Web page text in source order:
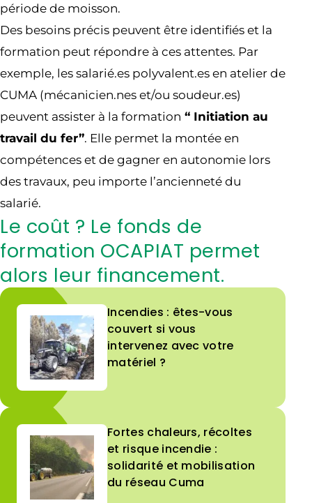
période de moisson.
Des besoins précis peuvent être identifiés et la
formation peut répondre à ces attentes. Par
exemple, les salarié.es polyvalent.es en atelier de
CUMA (mécanicien.nes et/ou soudeur.es)
peuvent assister à la formation “ Initiation au
travail du fer”. Elle permet la montée en
compétences et de gagner en autonomie lors
des travaux, peu importe l’ancienneté du
salarié.
Le coût ? Le fonds de
formation OCAPIAT permet
alors leur financement.
Incendies : êtes-vous
couvert si vous
intervenez avec votre
matériel ?
Fortes chaleurs, récoltes
et risque incendie :
solidarité et mobilisation
du réseau Cuma